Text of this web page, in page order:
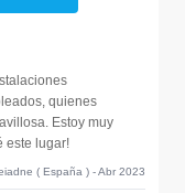
quienes
Estoy muy
este lugar!
( España ) - Abr 2023